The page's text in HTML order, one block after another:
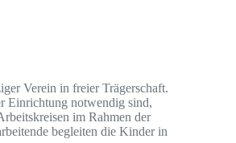
Verein in freier Trägerschaft.
Einrichtung notwendig sind,
im Rahmen der
begleiten die Kinder in